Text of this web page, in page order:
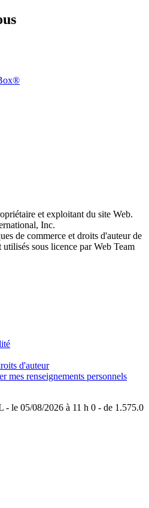
et exploitant du site Web.
Inc.
de commerce et droits d'auteur de
sous licence par Web Team
d'auteur
mes renseignements personnels
le 05/08/2026 à 11 h 0 - de 1.575.0